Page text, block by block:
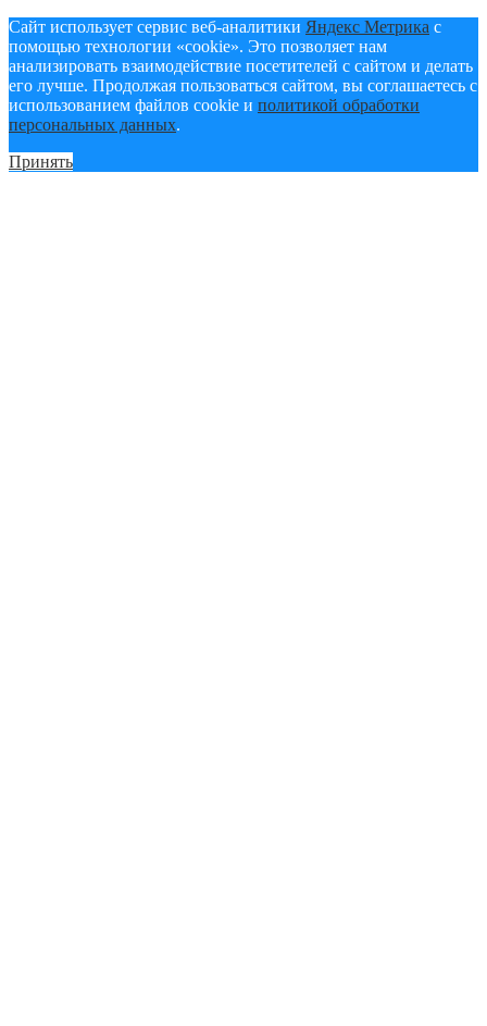
Сайт использует сервис веб-аналитики Яндекс Метрика с
помощью технологии «cookie». Это позволяет нам
анализировать взаимодействие посетителей с сайтом и делать
его лучше. Продолжая пользоваться сайтом, вы соглашаетесь с
использованием файлов cookie и политикой обработки
персональных данных.
Принять